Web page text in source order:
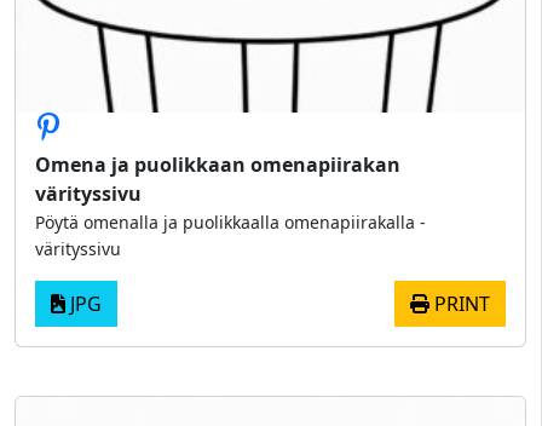
Omena ja puolikkaan omenapiirakan
värityssivu
Pöytä omenalla ja puolikkaalla omenapiirakalla -
värityssivu
JPG PRINT